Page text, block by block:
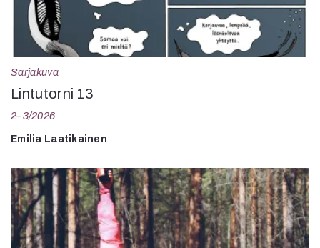
Sarjakuva
Lintutorni 13
2–3/2026
Emilia Laatikainen